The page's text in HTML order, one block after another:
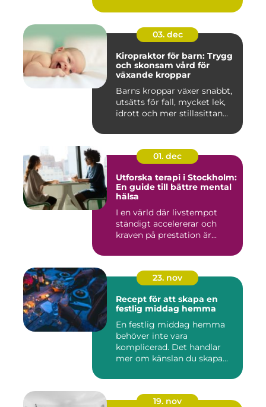
03. dec
Kiropraktor för barn: Trygg
och skonsam vård för
växande kroppar
Barns kroppar växer snabbt,
utsätts för fall, mycket lek,
idrott och mer stillasittan...
01. dec
Utforska terapi i Stockholm:
En guide till bättre mental
hälsa
I en värld där livstempot
ständigt accelererar och
kraven på prestation är...
23. nov
Recept för att skapa en
festlig middag hemma
En festlig middag hemma
behöver inte vara
komplicerad. Det handlar
mer om känslan du skapa...
19. nov